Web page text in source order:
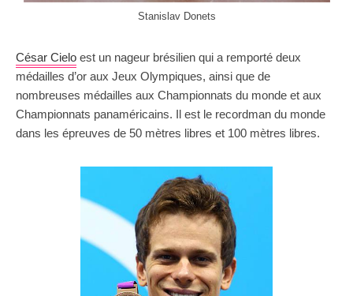
Stanislav Donets
César Cielo est un nageur brésilien qui a remporté deux
médailles d’or aux Jeux Olympiques, ainsi que de
nombreuses médailles aux Championnats du monde et aux
Championnats panaméricains. Il est le recordman du monde
dans les épreuves de 50 mètres libres et 100 mètres libres.